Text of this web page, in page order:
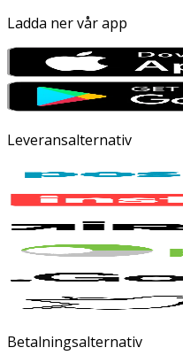
Ladda ner vår app
Leveransalternativ
Betalningsalternativ